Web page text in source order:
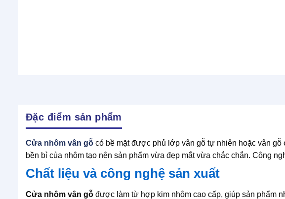
Đặc điểm sản phẩm
Cửa nhôm vân gỗ có bề mặt được phủ lớp vân gỗ tự nhiên hoặc vân
bền bỉ của nhôm tạo nên sản phẩm vừa đẹp mắt vừa chắc chắn. Công
Chất liệu và công nghệ sản xuất
Cửa nhôm vân gỗ được làm từ hợp kim nhôm cao cấp, giúp sản phẩm